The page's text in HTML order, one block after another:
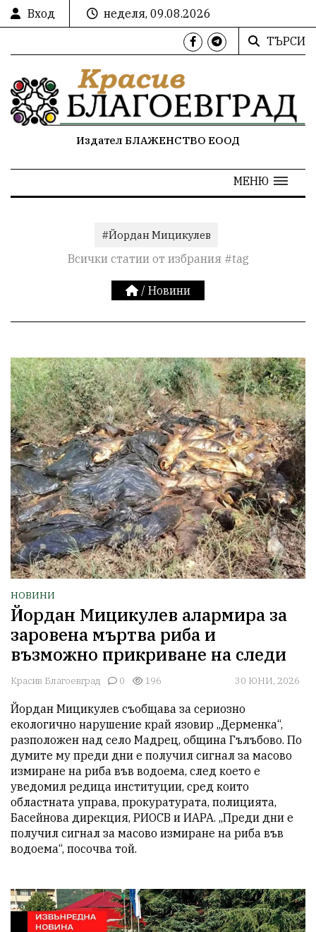
Вход
неделя, 09.08.2026
ТЪРСИ
Издател БЛАЖЕНСТВО ЕООД
МЕНЮ
#Йордан Мицикулев
Всички статии от избрания #tag
/ Новини
НОВИНИ
Йордан Мицикулев алармира за
заровена мъртва риба и
възможно прикриване на следи
Красив Благоевград 0 196 30 ЮНИ, 2026
Йордан Мицикулев съобщава за сериозно
екологично нарушение край язовир „Дерменка“,
разположен над село Мадрец, община Гълъбово. По
думите му преди дни е получил сигнал за масово
измиране на риба във водоема, след което е
уведомил редица институции, сред които
областната управа, прокуратурата, полицията,
Басейнова дирекция, РИОСВ и ИАРА. „Преди дни е
получил сигнал за масово измиране на риба във
водоема“, посочва той.